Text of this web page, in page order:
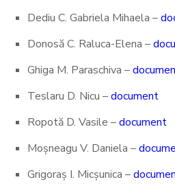
Dediu C. Gabriela Mihaela –
Donosă C. Raluca-Elena –
Ghiga M. Paraschiva –
Teslaru D. Nicu –document
Ropotă D. Vasile –document
Moșneagu V. Daniela –
Grigoraș I. Micșunica –